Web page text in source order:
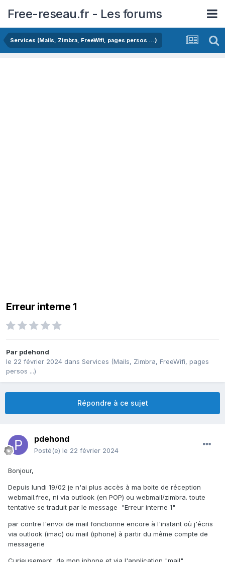
Free-reseau.fr - Les forums
Services (Mails, Zimbra, FreeWifi, pages persos ...)
Erreur interne 1
Par pdehond
le 22 février 2024 dans Services (Mails, Zimbra, FreeWifi, pages
persos ...)
Répondre à ce sujet
pdehond
Posté(e) le 22 février 2024
Bonjour,
Depuis lundi 19/02 je n'ai plus accès à ma boite de réception
webmail.free, ni via outlook (en POP) ou webmail/zimbra. toute
tentative se traduit par le message "Erreur interne 1"
par contre l'envoi de mail fonctionne encore à l'instant où j'écris
via outlook (imac) ou mail (iphone) à partir du même compte de
messagerie